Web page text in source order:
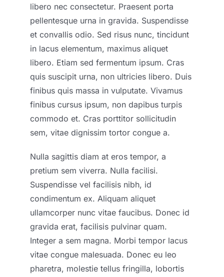
libero nec consectetur. Praesent porta
pellentesque urna in gravida. Suspendisse
et convallis odio. Sed risus nunc, tincidunt
in lacus elementum, maximus aliquet
libero. Etiam sed fermentum ipsum. Cras
quis suscipit urna, non ultricies libero. Duis
finibus quis massa in vulputate. Vivamus
finibus cursus ipsum, non dapibus turpis
commodo et. Cras porttitor sollicitudin
sem, vitae dignissim tortor congue a.
Nulla sagittis diam at eros tempor, a
pretium sem viverra. Nulla facilisi.
Suspendisse vel facilisis nibh, id
condimentum ex. Aliquam aliquet
ullamcorper nunc vitae faucibus. Donec id
gravida erat, facilisis pulvinar quam.
Integer a sem magna. Morbi tempor lacus
vitae congue malesuada. Donec eu leo
pharetra, molestie tellus fringilla, lobortis